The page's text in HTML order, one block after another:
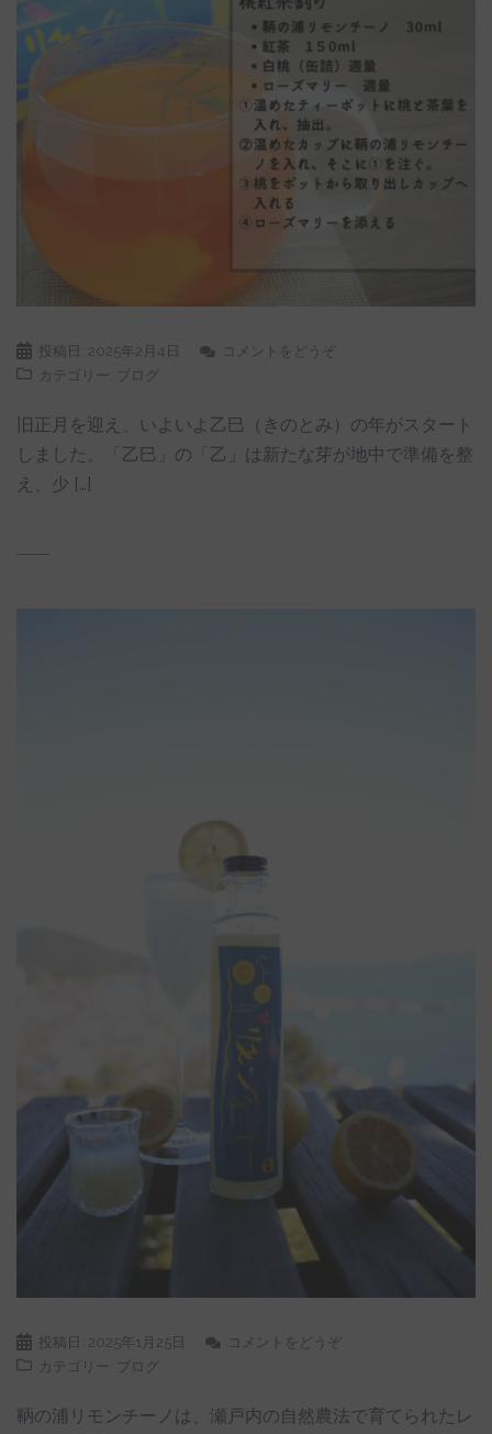
投稿日: 2025年2月4日
コメントをどうぞ
カテゴリー:
ブログ
旧正月を迎え、いよいよ乙巳（きのとみ）の年がスタート
しました。「乙巳」の「乙」は新たな芽が地中で準備を整
え、少 […]
投稿日: 2025年1月25日
コメントをどうぞ
カテゴリー:
ブログ
鞆の浦リモンチーノは、瀬戸内の自然農法で育てられたレ